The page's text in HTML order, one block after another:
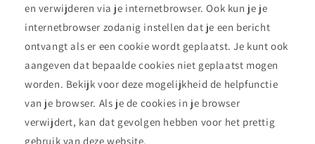
en verwijderen via je internetbrowser. Ook kun je je
internetbrowser zodanig instellen dat je een bericht
ontvangt als er een cookie wordt geplaatst. Je kunt ook
aangeven dat bepaalde cookies niet geplaatst mogen
worden. Bekijk voor deze mogelijkheid de helpfunctie
van je browser. Als je de cookies in je browser
verwijdert, kan dat gevolgen hebben voor het prettig
gebruik van deze website.